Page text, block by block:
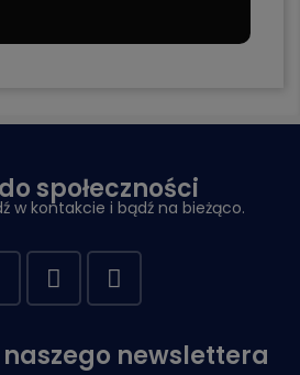
społeczności
w kontakcie i bądź na bieżąco.
naszego newslettera